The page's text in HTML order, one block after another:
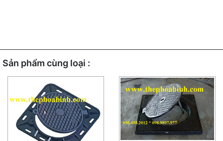
Sản phẩm cùng loại :